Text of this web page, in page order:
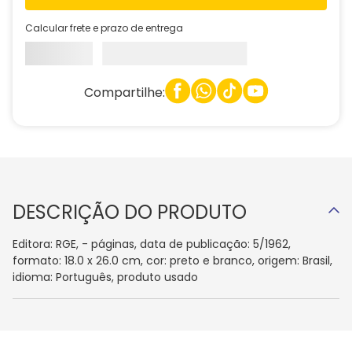
Calcular frete e prazo de entrega
Compartilhe:
DESCRIÇÃO DO PRODUTO
Editora: RGE, - páginas, data de publicação: 5/1962,
formato: 18.0 x 26.0 cm, cor: preto e branco, origem: Brasil,
idioma: Português, produto usado